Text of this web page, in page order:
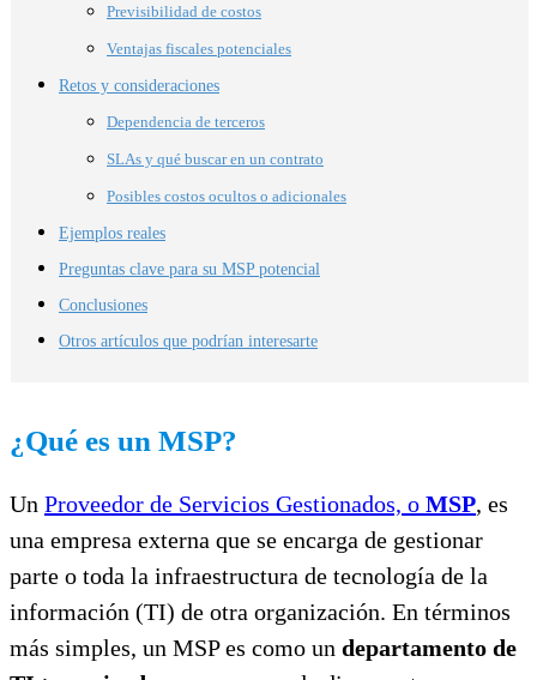
Previsibilidad de costos
Ventajas fiscales potenciales
Retos y consideraciones
Dependencia de terceros
SLAs y qué buscar en un contrato
Posibles costos ocultos o adicionales
Ejemplos reales
Preguntas clave para su MSP potencial
Conclusiones
Otros artículos que podrían interesarte
¿Qué es un MSP?
Un Proveedor de Servicios Gestionados, o MSP, es
una empresa externa que se encarga de gestionar
parte o toda la infraestructura de tecnología de la
información (TI) de otra organización. En términos
más simples, un MSP es como un departamento de